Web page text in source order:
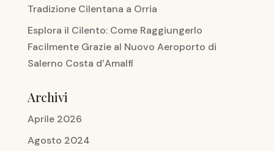
Tradizione Cilentana a Orria
Esplora il Cilento: Come Raggiungerlo
Facilmente Grazie al Nuovo Aeroporto di
Salerno Costa d’Amalfi
Archivi
Aprile 2026
Agosto 2024